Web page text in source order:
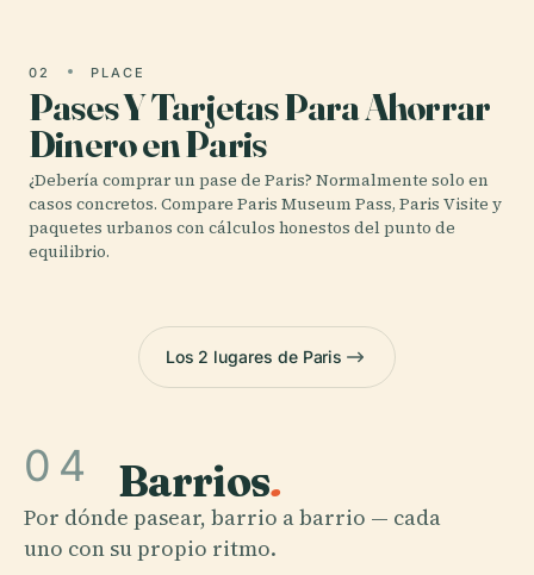
02 PLACE
Pases Y Tarjetas Para Ahorrar
Dinero en Paris
¿Debería comprar un pase de Paris? Normalmente solo en
casos concretos. Compare Paris Museum Pass, Paris Visite y
paquetes urbanos con cálculos honestos del punto de
equilibrio.
Los 2 lugares de Paris
04 Barrios.
Por dónde pasear, barrio a barrio — cada
uno con su propio ritmo.